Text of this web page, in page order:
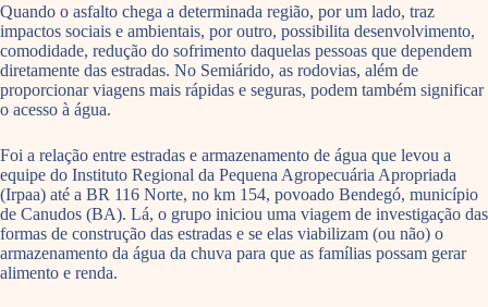
Quando o asfalto chega a determinada região, por um lado, traz
impactos sociais e ambientais, por outro, possibilita desenvolvimento,
comodidade, redução do sofrimento daquelas pessoas que dependem
diretamente das estradas. No Semiárido, as rodovias, além de
proporcionar viagens mais rápidas e seguras, podem também significar
o acesso à água.
Foi a relação entre estradas e armazenamento de água que levou a
equipe do Instituto Regional da Pequena Agropecuária Apropriada
(Irpaa) até a BR 116 Norte, no km 154, povoado Bendegó, município
de Canudos (BA). Lá, o grupo iniciou uma viagem de investigação das
formas de construção das estradas e se elas viabilizam (ou não) o
armazenamento da água da chuva para que as famílias possam gerar
alimento e renda.